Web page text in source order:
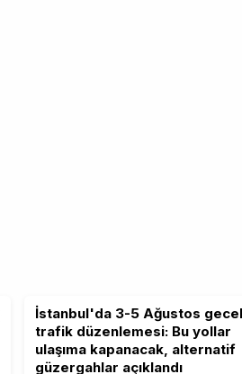
İstanbul'da 3-5 Ağustos
trafik düzenlemesi: Bu yollar
ulaşıma kapanacak, alternatif
güzergahlar açıklandı